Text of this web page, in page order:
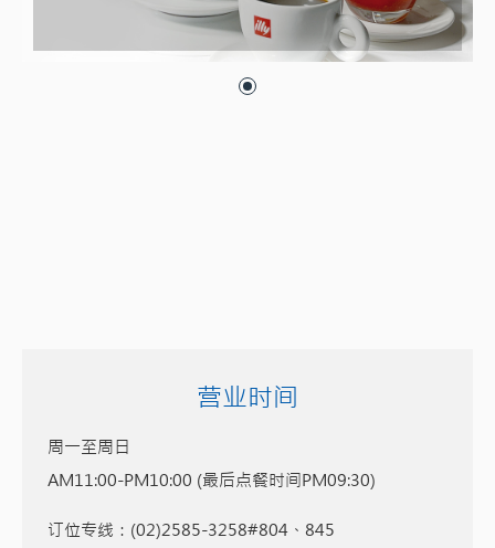
营业时间
周一至周日
AM11:00-PM10:00 (最后点餐时间PM09:30)
订位专线：(02)2585-3258#804、845